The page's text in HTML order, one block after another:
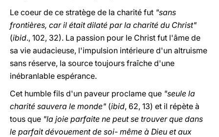
Le coeur de ce stratège de la charité fut "sans
frontières, car il était dilaté par la charité du Christ"
(ibid., 102, 32). La passion pour le Christ fut l'âme de
sa vie audacieuse, l'impulsion intérieure d'un altruisme
sans réserve, la source toujours fraîche d'une
inébranlable espérance.
Cet humble fils d'un paveur proclame que "seule la
charité sauvera le monde" (ibid, 62, 13) et il répète à
tous que "la joie parfaite ne peut se trouver que dans
le parfait dévouement de soi- même à Dieu et aux